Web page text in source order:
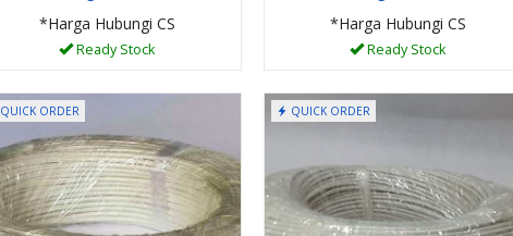
*Harga Hubungi CS
Ready Stock
*Harga Hubungi CS
Ready Stock
QUICK ORDER QUICK ORDER